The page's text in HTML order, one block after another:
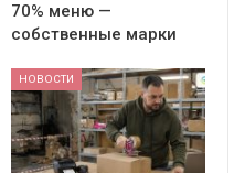
70% меню —
собственные марки
НОВОСТИ